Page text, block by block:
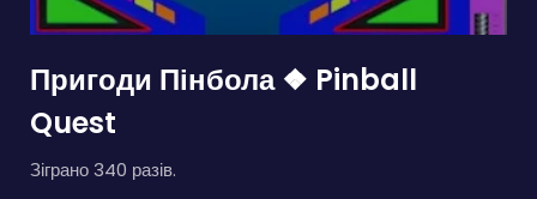
Пригоди Пінбола ❖ Pinball
Quest
Зіграно 340 разів.